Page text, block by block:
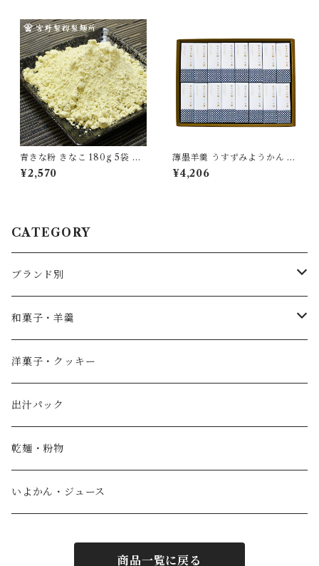
青きな粉 きなこ 180g 5袋 国
産 無添加 大豆 自家製粉 食品
グルメ 粉物 [myn-aknk-05]
¥2,570
薄墨羊羹 うすずみようかん 純
米大吟醸 16個 セット 無添加
【送料無料】 [yokan-jkz-set
¥4,206
CATEGORY
ブランド別
薄墨羊羹
やすまるだし
宮野製粉製麺所
IoLy
和泉農園
和菓子・羊羹
こざくら
どら焼き
ウスズミキューブ
薄墨羊羹小棹
洋菓子・クッキー
出汁パック
乾麺・粉物
いよかん・ジュース
商品一覧に戻る